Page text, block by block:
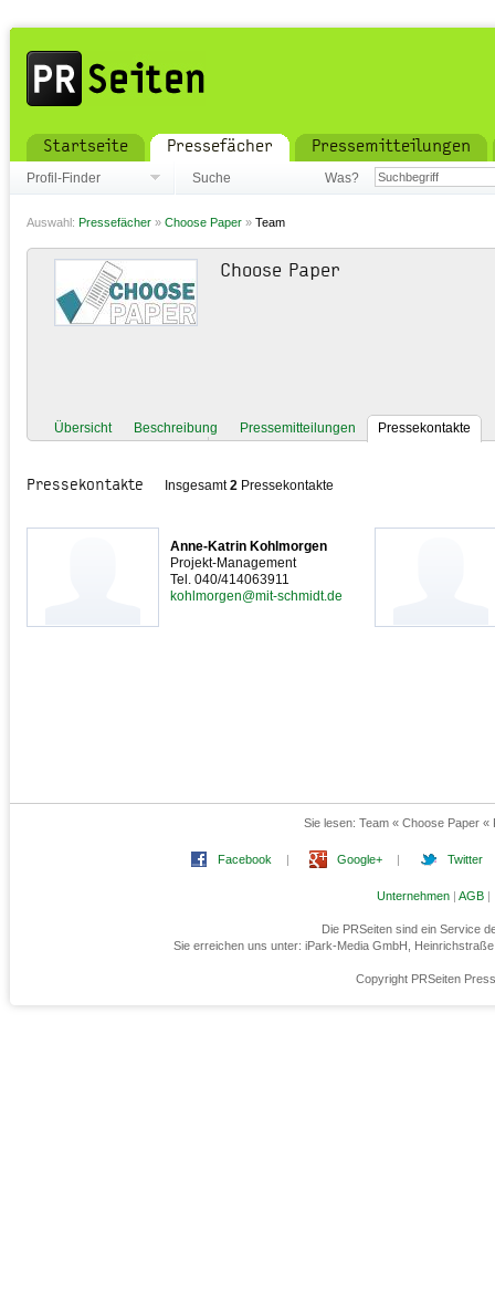
Startseite Pressefächer Pressemitteilungen
Profil-Finder Suche Was?
Auswahl: Pressefächer » Choose Paper » Team
Choose Paper
Übersicht Beschreibung Pressemitteilungen Pressekontakte
Pressekontakte Insgesamt2 Pressekontakte
Anne-Katrin Kohlmorgen
Projekt-Management
Tel. 040/414063911
kohlmorgen@mit-schmidt.de
Sie lesen: Team « Choose Paper «
Facebook | Google+ | Twitter
Unternehmen | AGB |
Die PRSeiten sind ein Service
Sie erreichen uns unter: iPark-Media GmbH,
Copyright PRSeiten